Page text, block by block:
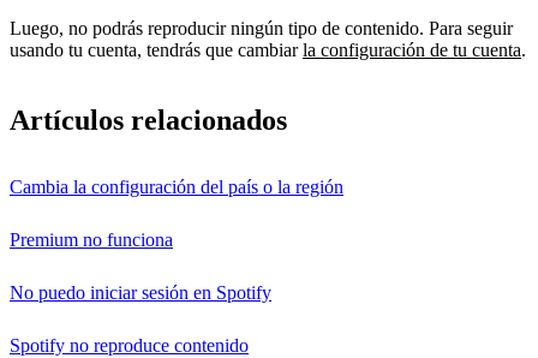
Luego, no podrás reproducir ningún tipo de contenido. Para seguir
usando tu cuenta, tendrás que cambiarla configuración de tu cuenta.
Artículos relacionados
Cambia la configuración del país o la región
Premium no funciona
No puedo iniciar sesión en Spotify
Spotify no reproduce contenido